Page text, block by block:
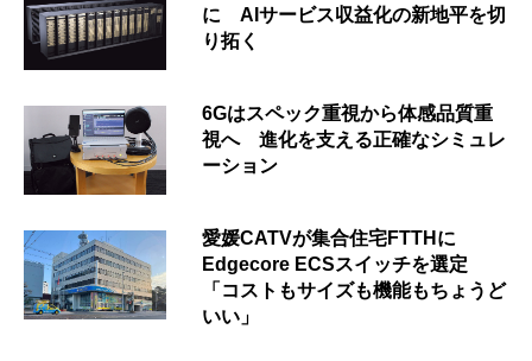
に AIサービス収益化の新地平を切
り拓く
6Gはスペック重視から体感品質重
視へ 進化を支える正確なシミュレ
ーション
愛媛CATVが集合住宅FTTHに
Edgecore ECSスイッチを選定
「コストもサイズも機能もちょうど
いい」